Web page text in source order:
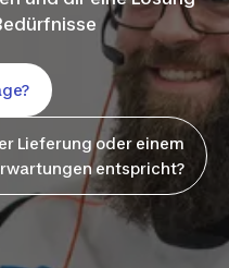
Lieferung oder einem
entspricht?